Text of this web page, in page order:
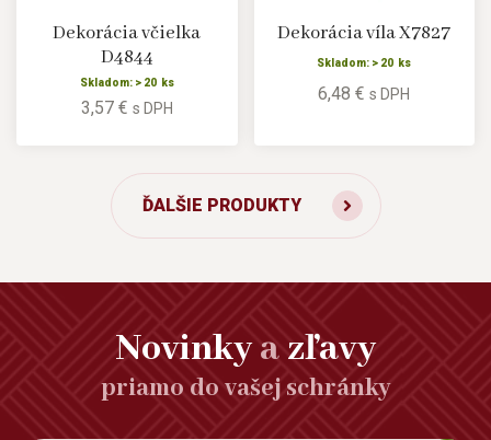
Dekorácia včielka
D4844
Skladom: > 20 ks
3,57 € s DPH
Dekorácia víla X7827
Skladom: > 20 ks
6,48 €s DPH
ĎALŠIE PRODUKTY
Novinkyazľavy
priamo do vašej schránky